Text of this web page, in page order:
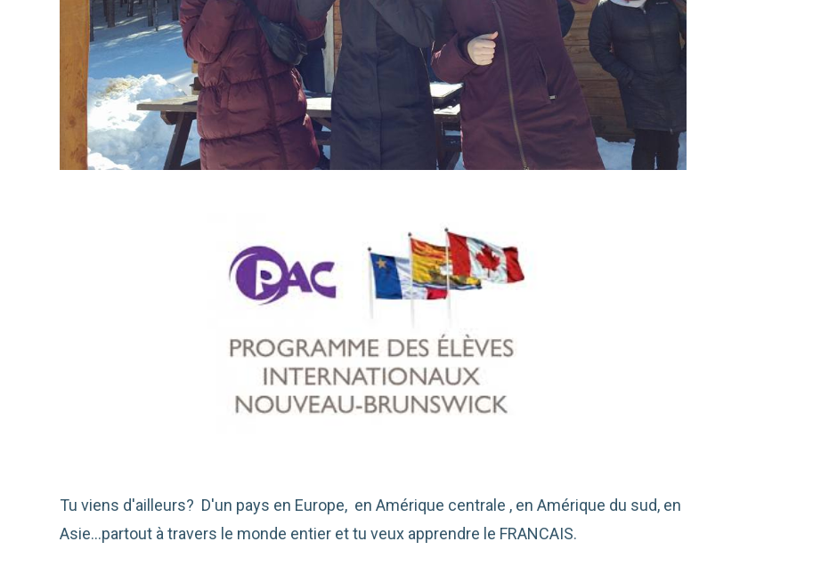
Tu viens d'ailleurs? D'un pays en Europe, en Amérique centrale , en Amérique du sud, en
Asie...partout à travers le monde entier et tu veux apprendre le FRANCAIS.